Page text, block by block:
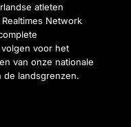
atleten
Network
voor het
van onze nationale
de landsgrenzen.